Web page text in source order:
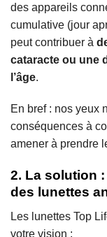
des appareils
cumulative (jour
peut contribuer à
cataracte ou une
l’âge.
En bref : nos yeux
conséquences à
amener à prendre
2. La solution
des lunettes
Les lunettes Top
votre vision :